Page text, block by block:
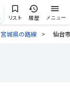
リスト 履歴 メニュー
宮城県の路線 仙台